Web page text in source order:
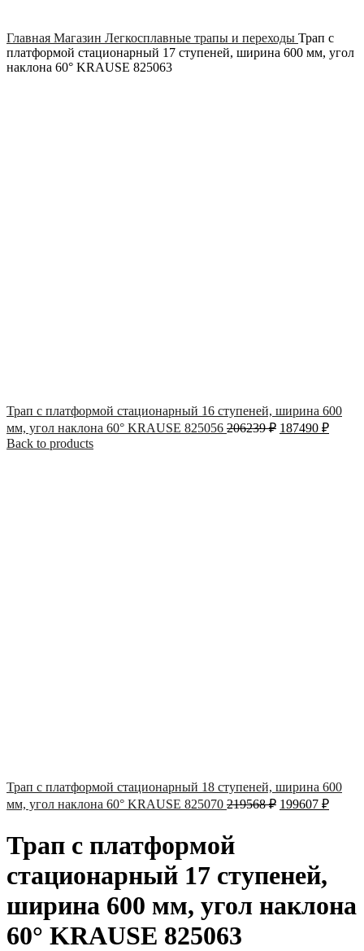
Главная Магазин Легкосплавные трапы и переходы Трап с
платформой стационарный 17 ступеней, ширина 600 мм, угол
наклона 60° KRAUSE 825063
Трап с платформой стационарный 16 ступеней, ширина 600
мм, угол наклона 60° KRAUSE 825056 206239₽ 187490 ₽
Back to products
Трап с платформой стационарный 18 ступеней, ширина 600
мм, угол наклона 60° KRAUSE 825070 219568₽ 199607 ₽
Трап с платформой
стационарный 17 ступеней,
ширина 600 мм, угол наклона
60° KRAUSE 825063